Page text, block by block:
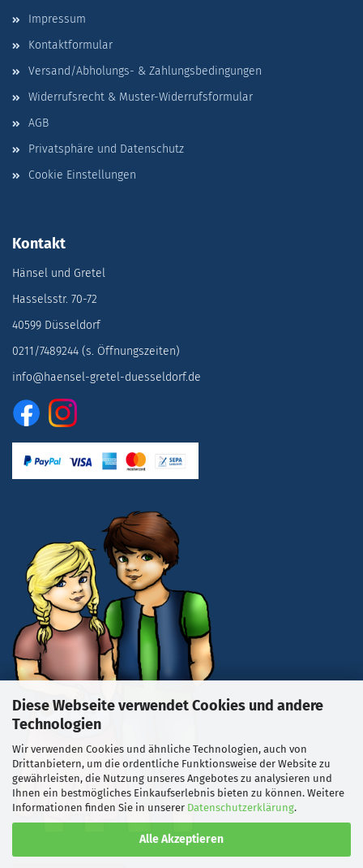
Diese Webseite verwendet Cookies und andere
Technologien
Wir verwenden Cookies und ähnliche Technologien, auch von
Drittanbietern, um die ordentliche Funktionsweise der Website zu
gewährleisten, die Nutzung unseres Angebotes zu analysieren und
Ihnen ein bestmögliches Einkaufserlebnis bieten zu können. Weitere
Informationen finden Sie in unserer Datenschutzerklärung.
Alle Akzeptieren
Impressum
Kontaktformular
Versand/Abholungs- & Zahlungsbedingungen
Widerrufsrecht & Muster-Widerrufsformular
AGB
Privatsphäre und Datenschutz
Cookie Einstellungen
Kontakt
Hänsel und Gretel
Hasselsstr. 70-72
40599 Düsseldorf
0211/7489244 (s. Öffnungszeiten)
info@haensel-gretel-duesseldorf.de